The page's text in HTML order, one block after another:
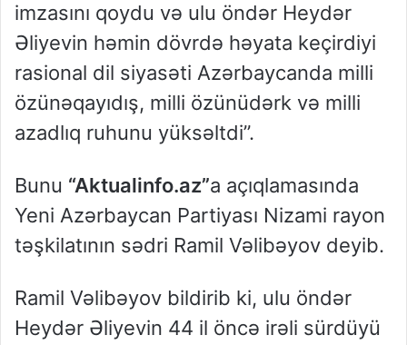
imzasını qoydu və ulu öndər Heydər
Əliyevin həmin dövrdə həyata keçirdiyi
rasional dil siyasəti Azərbaycanda milli
özünəqayıdış, milli özünüdərk və milli
azadlıq ruhunu yüksəltdi”.
Bunu “Aktualinfo.az”a açıqlamasında
Yeni Azərbaycan Partiyası Nizami rayon
təşkilatının sədri Ramil Vəlibəyov deyib.
Ramil Vəlibəyov bildirib ki, ulu öndər
Heydər Əliyevin 44 il öncə irəli sürdüyü